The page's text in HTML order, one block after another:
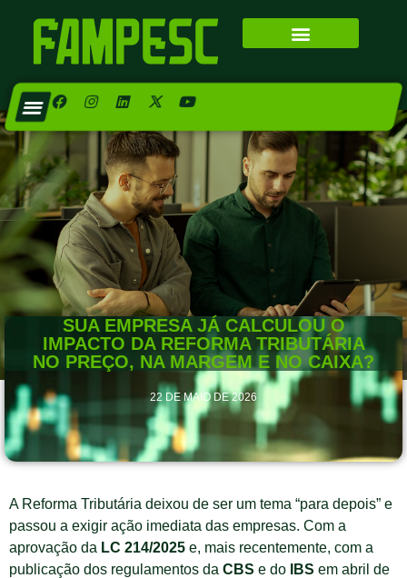
SUA EMPRESA JÁ CALCULOU O
IMPACTO DA REFORMA TRIBUTÁRIA
NO PREÇO, NA MARGEM E NO CAIXA?
22 DE MAIO DE 2026
A Reforma Tributária deixou de ser um tema “para depois” e
passou a exigir ação imediata das empresas. Com a
aprovação da LC 214/2025 e, mais recentemente, com a
publicação dos regulamentos da CBS e do IBS em abril de